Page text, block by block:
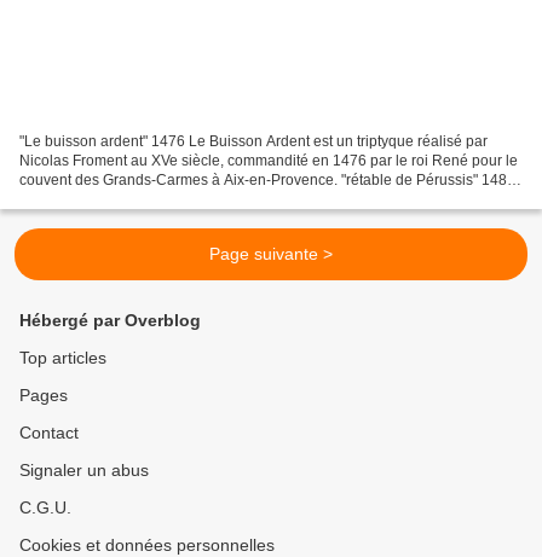
"Le buisson ardent" 1476 Le Buisson Ardent est un triptyque réalisé par
Nicolas Froment au XVe siècle, commandité en 1476 par le roi René pour le
couvent des Grands-Carmes à Aix-en-Provence. "rétable de Pérussis" 1480
Page suivante >
Hébergé par Overblog
Top articles
Pages
Contact
Signaler un abus
C.G.U.
Cookies et données personnelles